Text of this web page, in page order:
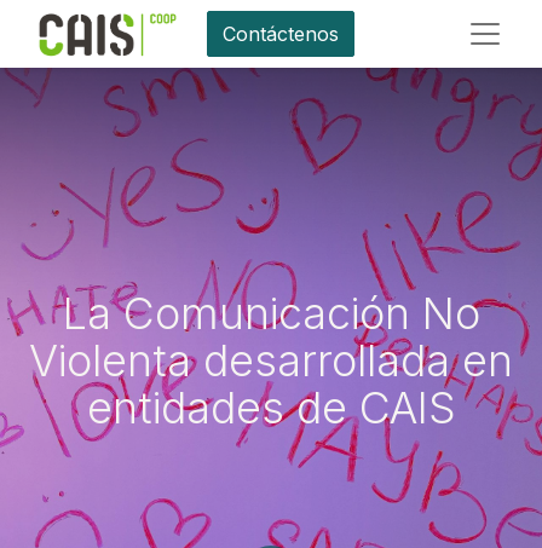
Contáctenos
La Comunicación No
Violenta desarrollada en
entidades de CAIS